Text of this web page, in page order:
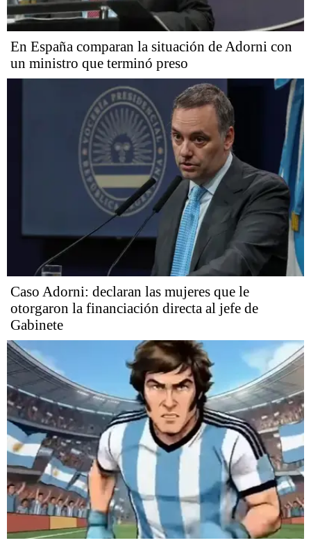
En España comparan la situación de Adorni con
un ministro que terminó preso
Caso Adorni: declaran las mujeres que le
otorgaron la financiación directa al jefe de
Gabinete